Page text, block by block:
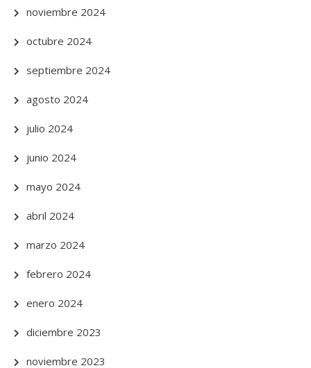
noviembre 2024
octubre 2024
septiembre 2024
agosto 2024
julio 2024
junio 2024
mayo 2024
abril 2024
marzo 2024
febrero 2024
enero 2024
diciembre 2023
noviembre 2023